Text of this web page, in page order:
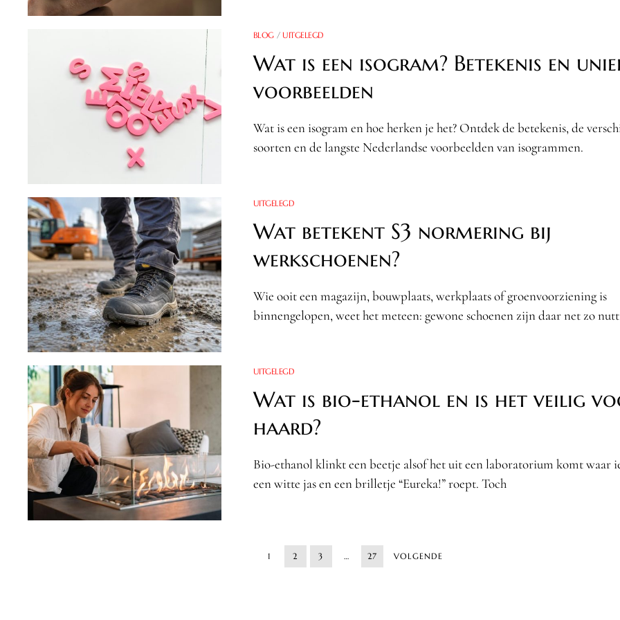
BLOG / UITGELEGD
Wat is een isogram? Betekenis en
voorbeelden
Wat is een isogram en hoe herken je het? Ontdek de betekenis, de
soorten en de langste Nederlandse voorbeelden van isogrammen.
UITGELEGD
Wat betekent S3 normering bij
werkschoenen?
Wie ooit een magazijn, bouwplaats, werkplaats of groenvoorziening is
binnengelopen, weet het meteen: gewone schoenen zijn daar net zo
UITGELEGD
Wat is bio-ethanol en is het veilig
haard?
Bio-ethanol klinkt een beetje alsof het uit een laboratorium komt waar
een witte jas en een brilletje “Eureka!” roept. Toch
1 2 3 27 VOLGENDE